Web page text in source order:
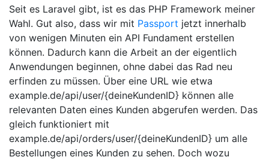
Seit es Laravel gibt, ist es das PHP Framework meiner
Wahl. Gut also, dass wir mit Passport jetzt innerhalb
von wenigen Minuten ein API Fundament erstellen
können. Dadurch kann die Arbeit an der eigentlich
Anwendungen beginnen, ohne dabei das Rad neu
erfinden zu müssen. Über eine URL wie etwa
example.de/api/user/{deineKundenID} können alle
relevanten Daten eines Kunden abgerufen werden. Das
gleich funktioniert mit
example.de/api/orders/user/{deineKundenID} um alle
Bestellungen eines Kunden zu sehen. Doch wozu